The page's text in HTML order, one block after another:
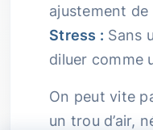
ajustement
Stress : Sans
diluer comme
On peut vite
un trou d’air,